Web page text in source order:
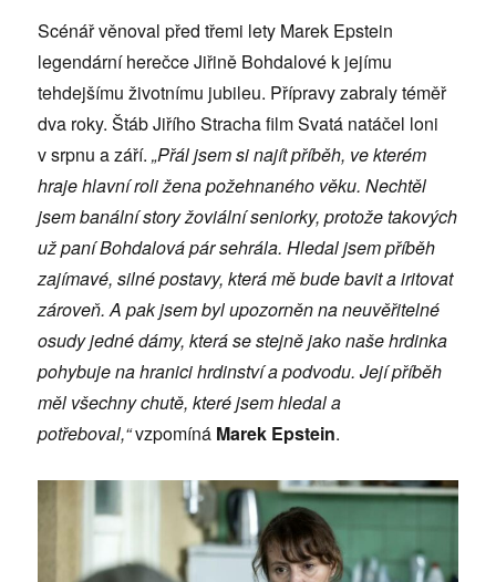
Scénář věnoval před třemi lety Marek Epstein
legendární herečce Jiřině Bohdalové k jejímu
tehdejšímu životnímu jubileu. Přípravy zabraly téměř
dva roky. Štáb Jiřího Stracha film Svatá natáčel loni
v srpnu a září.„Přál jsem si najít příběh, ve kterém
hraje hlavní roli žena požehnaného věku. Nechtěl
jsem banální story žoviální seniorky, protože takových
už paní Bohdalová pár sehrála. Hledal jsem příběh
zajímavé, silné postavy, která mě bude bavit a iritovat
zároveň. A pak jsem byl upozorněn na neuvěřitelné
osudy jedné dámy, která se stejně jako naše hrdinka
pohybuje na hranici hrdinství a podvodu. Její příběh
měl všechny chutě, které jsem hledal a
potřeboval,“vzpomíná Marek Epstein.